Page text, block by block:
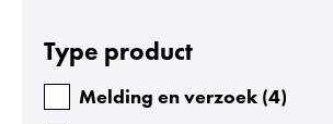
Facetten
Type product
Melding en verzoek (4)